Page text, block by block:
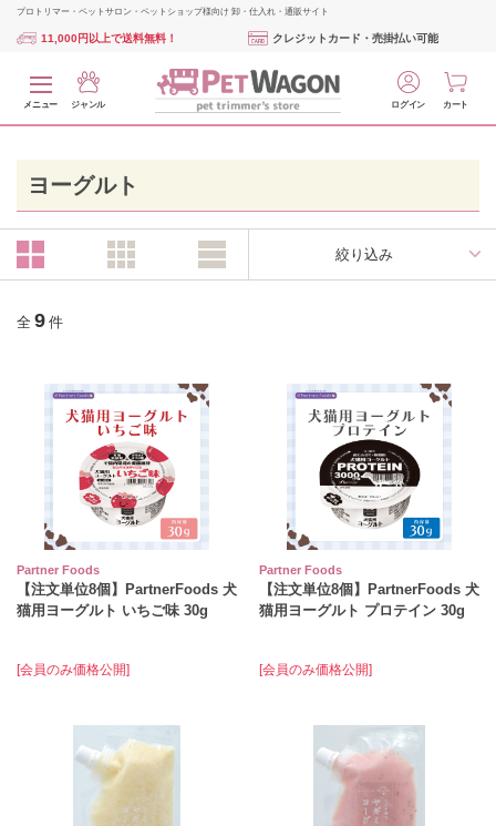
プロトリマー・ペットサロン・ペットショップ様向け 卸・仕入れ・通販サイト
11,000円以上で送料無料！ クレジットカード・売掛払い可能
メニュー ジャンル ログイン カート
ヨーグルト
絞り込み
全 9 件
Partner Foods
【注文単位8個】PartnerFoods 犬
猫用ヨーグルト いちご味 30g
[会員のみ価格公開]
Partner Foods
【注文単位8個】PartnerFoods 犬
猫用ヨーグルト プロテイン 30g
[会員のみ価格公開]